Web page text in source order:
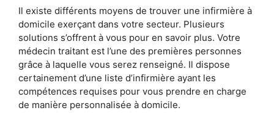
Il existe différents moyens de trouver une infirmière à
domicile exerçant dans votre secteur. Plusieurs
solutions s’offrent à vous pour en savoir plus. Votre
médecin traitant est l’une des premières personnes
grâce à laquelle vous serez renseigné. Il dispose
certainement d’une liste d’infirmière ayant les
compétences requises pour vous prendre en charge
de manière personnalisée à domicile.